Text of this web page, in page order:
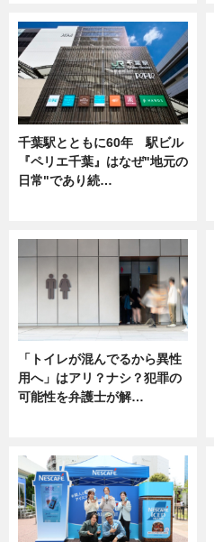
千葉駅とともに60年 駅ビル
『ペリエ千葉』はなぜ"地元の
日常"であり続…
「トイレが混んでるから異性
用へ」はアリ？ナシ？犯罪の
可能性を弁護士が解…